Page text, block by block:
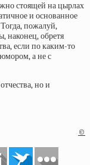
стоящей на цырлах
и основанное
пожалуй,
наконец, обретя
если по каким-то
а не с
но и
©